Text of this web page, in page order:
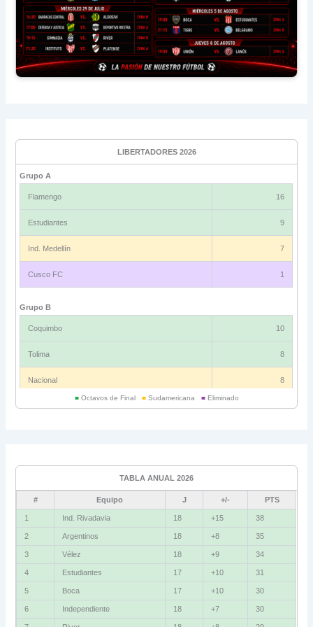
LIBERTADORES 2026
Grupo A
Flamengo 16
Estudiantes 9
Ind. Medellín 7
Cusco FC 1
Grupo B
Coquimbo 10
Tolima 8
Nacional 8
Bolívar 5
La Guaira
Grupo D
U. Católica
Cruzeiro 11
■Octavos de Final ■Sudamericana ■Eliminado
TABLA ANUAL 2026
# Equipo J +/- PTS
1 Ind. Rivadavia 18 +15 38
2 Argentinos 18 +8 35
3 Vélez 18 +9 34
4 Estudiantes 17 +10 31
5 Boca 17 +10 30
6 Independiente 18 +7 30